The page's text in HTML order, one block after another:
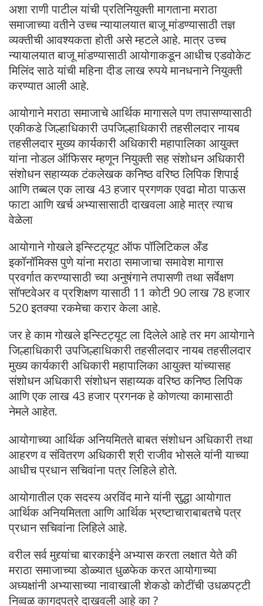
अशा राणी पाटील यांची प्रतिनियुक्ती मागताना मराठा
समाजाच्या वतीने उच्च न्यायालयात बाजू मांडण्यासाठी तज्ञ
व्यक्तीची आवश्यकता होती असे म्हटले आहे. मात्र उच्च
न्यायालयात बाजू मांडण्यासाठी आयोगाकडून आधीच एडवोकेट
मिलिंद साठे यांची महिना दीड लाख रुपये मानधनाने नियुक्ती
करण्यात आली आहे.
आयोगाने मराठा समाजाचे आर्थिक मागासले पण तपासण्यासाठी
एकीकडे जिल्हाधिकारी उपजिल्हाधिकारी तहसीलदार नायब
तहसीलदार मुख्य कार्यकारी अधिकारी महापालिका आयुक्त
यांना नोडल ऑफिसर म्हणून नियुक्ती सह संशोधन अधिकारी
संशोधन सहाय्यक टंकलेखक कनिष्ठ वरिष्ठ लिपिक शिपाई
आणि तब्बल एक लाख 43 हजार प्रगणक एवढा मोठा पाऊस
फाटा आणि खर्च अभ्यासासाठी दाखवला आहे मात्र त्याच
वेळेला
आयोगाने गोखले इन्स्टिट्यूट ऑफ पॉलिटिकल अँड
इकॉनॉमिक्स पुणे यांना मराठा समाजाचा समावेश मागास
प्रवर्गात करण्यासाठी च्या अनुषंगाने तपासणी तथा सर्वेक्षण
सॉफ्टवेअर व प्रशिक्षण यासाठी 11 कोटी 90 लाख 78 हजार
520 इतक्या रकमेचा करार केला आहे.
जर हे काम गोखले इन्स्टिट्यूट ला दिलेले आहे तर मग आयोगाने
जिल्हाधिकारी उपजिल्हाधिकारी तहसीलदार नायब तहसीलदार
मुख्य कार्यकारी अधिकारी महापालिका आयुक्त यांच्यासह
संशोधन अधिकारी संशोधन सहाय्यक वरिष्ठ कनिष्ठ लिपिक
आणि एक लाख 43 हजार प्रगनक हे कोणत्या कामासाठी
नेमले आहेत.
आयोगाच्या आर्थिक अनियमितते बाबत संशोधन अधिकारी तथा
आहरण व संवितरण अधिकारी श्री राजीव भोसले यांनी याच्या
आधीच प्रधान सचिवांना पत्र लिहिले होते.
आयोगातील एक सदस्य अरविंद माने यांनी सुद्धा आयोगात
आर्थिक अनियमितता आणि आर्थिक भ्रष्टाचाराबाबतचे पत्र
प्रधान सचिवांना लिहिले आहे.
वरील सर्व मुद्द्यांचा बारकाईने अभ्यास करता लक्षात येते की
मराठा समाजाच्या डोळ्यात धुळफेक करत आयोगाच्या
अध्यक्षांनी अभ्यासाच्या नावाखाली शेकडो कोटींची उधळपट्टी
निव्वळ कागदपत्रे दाखवली आहे का ?